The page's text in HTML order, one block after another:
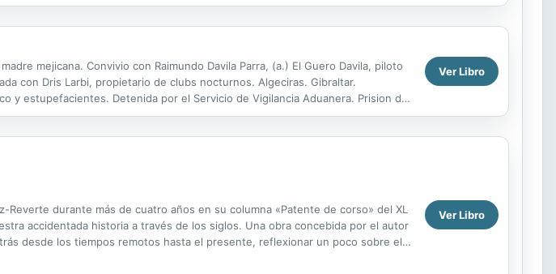
mejicana. Convivio con Raimundo Davila Parra, (a.) El Guero Davila, piloto
con Dris Larbi, propietario de clubs nocturnos. Algeciras. Gibraltar.
y estupefacientes. Detenida por el Servicio de Vigilancia Aduanera. Prision de
Ver Libro
durante más de cuatro años en su columna «Patente de corso» del XL
accidentada historia a través de los siglos. Una obra concebida por el autor
desde los tiempos remotos hasta el presente, reflexionar un poco sobre ello
Ver Libro